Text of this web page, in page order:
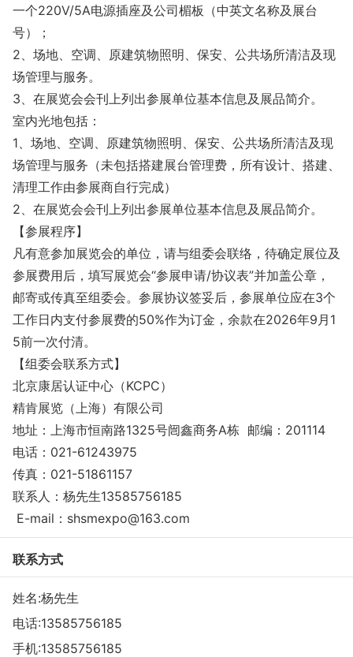
一个220V/5A电源插座及公司楣板（中英文名称及展台
号）；
2、场地、空调、原建筑物照明、保安、公共场所清洁及现
场管理与服务。
3、在展览会会刊上列出参展单位基本信息及展品简介。
室内光地包括：
1、场地、空调、原建筑物照明、保安、公共场所清洁及现
场管理与服务（未包括搭建展台管理费，所有设计、搭建、
清理工作由参展商自行完成）
2、在展览会会刊上列出参展单位基本信息及展品简介。
【参展程序】
凡有意参加展览会的单位，请与组委会联络，待确定展位及
参展费用后，填写展览会“参展申请/协议表”并加盖公章，
邮寄或传真至组委会。参展协议签妥后，参展单位应在3个
工作日内支付参展费的50%作为订金，余款在2026年9月1
5前一次付清。
【组委会联系方式】
北京康居认证中心（KCPC）
精肯展览（上海）有限公司
地址：上海市恒南路1325号闿鑫商务A栋 邮编：201114
电话：021-61243975
传真：021-51861157
联系人：杨先生13585756185
E-mail：shsmexpo@163.com
联系方式
姓名:杨先生
电话:13585756185
手机:13585756185